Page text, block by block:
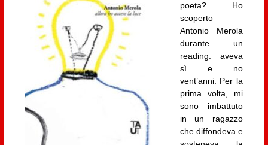
poeta? Ho
scoperto
Antonio Merola
durante un
reading: aveva
sì e no
vent’anni. Per la
prima volta, mi
sono imbattuto
in un ragazzo
che diffondeva e